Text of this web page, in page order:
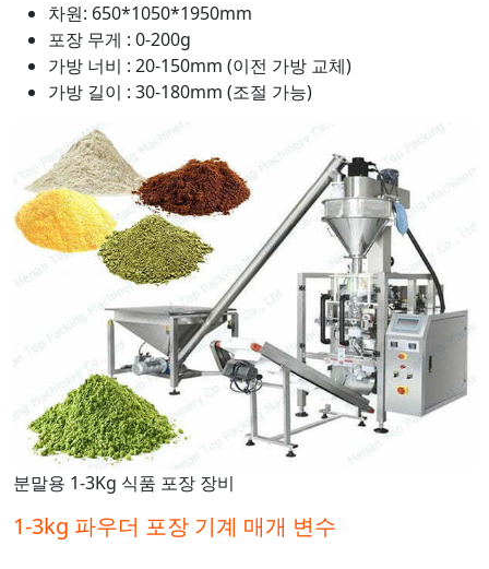
차원: 650*1050*1950mm
포장 무게 : 0-200g
가방 너비 : 20-150mm (이전 가방 교체)
가방 길이 : 30-180mm (조절 가능)
분말용 1-3Kg 식품 포장 장비
1-3kg 파우더 포장 기계 매개 변수